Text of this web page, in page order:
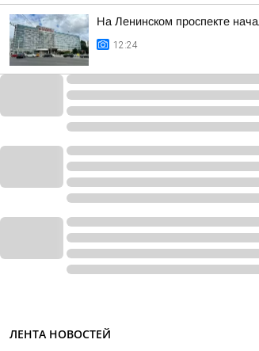
На Ленинском проспекте
12:24
ЛЕНТА НОВОСТЕЙ